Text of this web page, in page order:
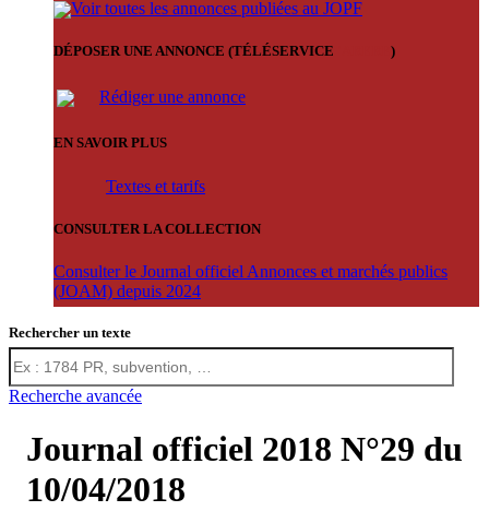
Voir toutes les annonces publiées au JOPF
DÉPOSER UNE ANNONCE (TÉLÉSERVICE )
Rédiger une annonce
EN SAVOIR PLUS
Textes et tarifs
CONSULTER LA COLLECTION
Consulter le Journal officiel Annonces et marchés publics
(JOAM) depuis 2024
Rechercher un texte
Recherche avancée
Journal officiel 2018 N°29 du
10/04/2018